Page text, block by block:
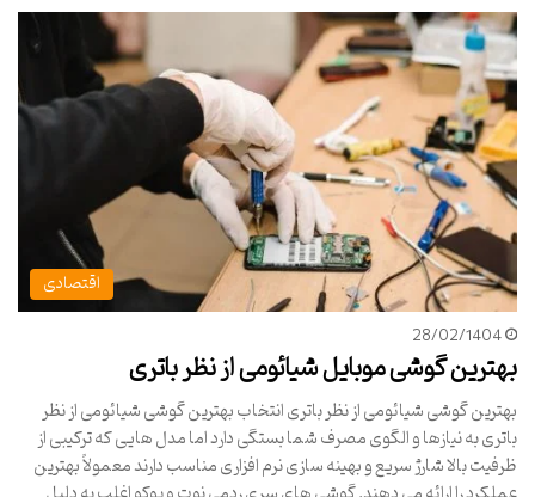
اقتصادی
28/02/1404
بهترین گوشی موبایل شیائومی از نظر باتری
بهترین گوشی شیائومی از نظر باتری انتخاب بهترین گوشی شیائومی از نظر
باتری به نیازها و الگوی مصرف شما بستگی دارد اما مدل هایی که ترکیبی از
ظرفیت بالا شارژ سریع و بهینه سازی نرم افزاری مناسب دارند معمولاً بهترین